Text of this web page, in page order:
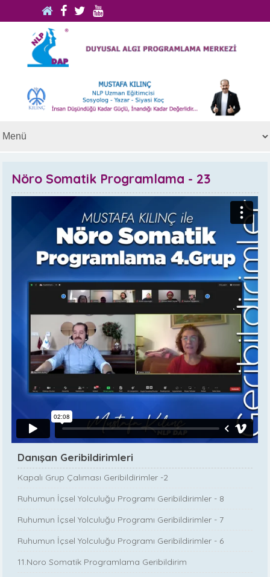
Nöro Somatik Programlama - 23
Danışan Geribildirimleri
Kapalı Grup Çalıması Geribildirimler -2
Ruhumun İçsel Yolculuğu Programı Geribildirimler - 8
Ruhumun İçsel Yolculuğu Programı Geribildirimler - 7
Ruhumun İçsel Yolculuğu Programı Geribildirimler - 6
11.Noro Somatik Programlama Geribildirim